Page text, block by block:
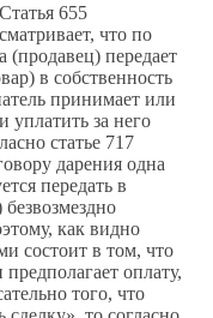
655
что по
(продавец) передает
в собственность
принимает или
уплатить за него
статье 717
дарения одна
передать в
как видно
состоит в том, что
оплату,
того, что